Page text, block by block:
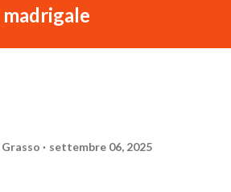
settembre 06, 2025